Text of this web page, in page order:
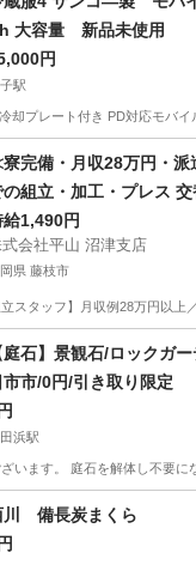
大容量 新品未使用
円
駅
プレート付き PD対応モバイ
白子駅 その他
完備・月収28万円・
の組立・加工・プレス 交
給1,490円
会社平山 沼津支店
県 藤枝市
立スタッフ】月収例28万円以
その他
庭石】景観石/ロックガ
市市/0円/引き取り限定
浜駅
います。 庭石を解体し不要
富田浜駅 その他
川 備長炭まくら